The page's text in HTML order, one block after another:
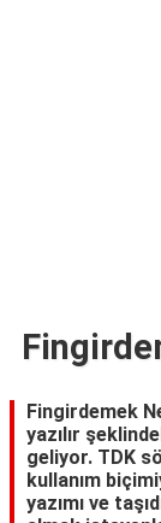
Fingirdemek
yazılır
geliyor. TDK
kullanım
yazımı ve